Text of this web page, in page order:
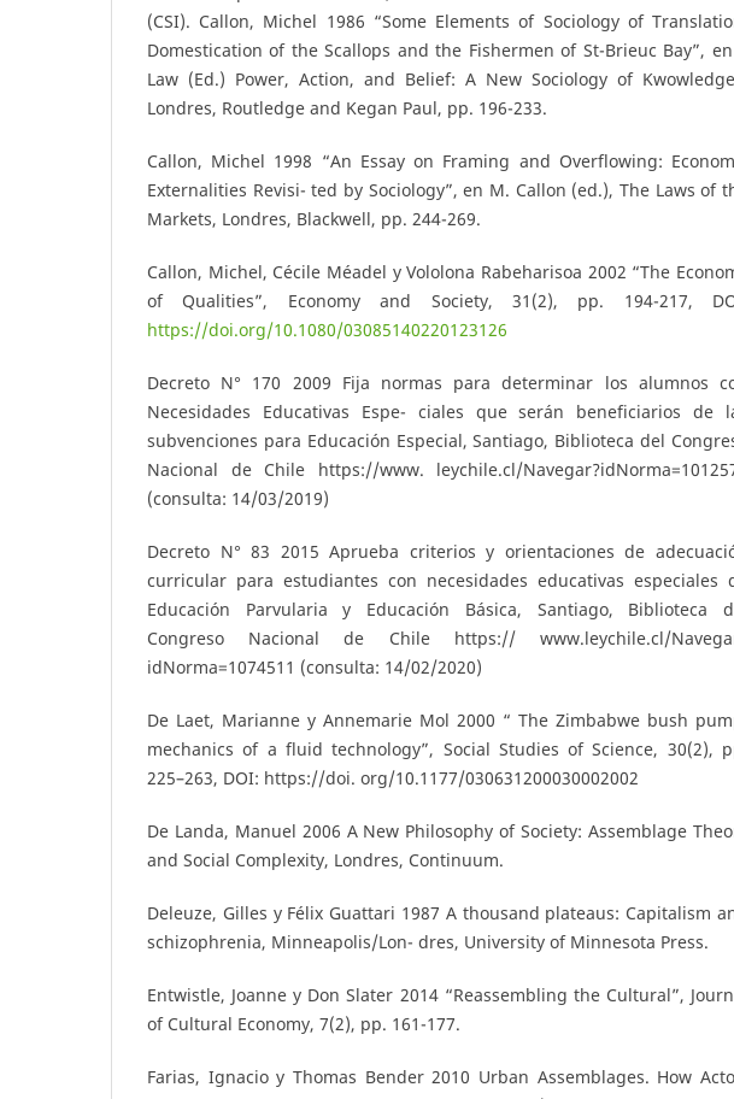
(CSI). Callon, Michel 1986 “Some Elements of Sociology of
Domestication of the Scallops and the Fishermen of St-Brieuc Bay”, en
Law (Ed.) Power, Action, and Belief: A New Sociology of
Londres, Routledge and Kegan Paul, pp. 196-233.
Callon, Michel 1998 “An Essay on Framing and Overflowing:
Externalities Revisi- ted by Sociology”, en M. Callon (ed.), The Laws of
Markets, Londres, Blackwell, pp. 244-269.
Callon, Michel, Cécile Méadel y Vololona Rabeharisoa 2002 “The
of Qualities”, Economy and Society, 31(2), pp. 194-217,
https://doi.org/10.1080/03085140220123126
Decreto N° 170 2009 Fija normas para determinar los alumnos
Necesidades Educativas Espe- ciales que serán beneficiarios de
subvenciones para Educación Especial, Santiago, Biblioteca del
Nacional de Chile https://www. leychile.cl/
(consulta: 14/03/2019)
Decreto N° 83 2015 Aprueba criterios y orientaciones de
curricular para estudiantes con necesidades educativas especiales
Educación Parvularia y Educación Básica, Santiago, Biblioteca
Congreso Nacional de Chile https:// www.leychile.cl/
idNorma=1074511 (consulta: 14/02/2020)
De Laet, Marianne y Annemarie Mol 2000 “ The Zimbabwe bush
mechanics of a fluid technology”, Social Studies of Science, 30(2),
225–263, DOI: https://doi. org/10.1177/030631200030002002
De Landa, Manuel 2006 A New Philosophy of Society: Assemblage
and Social Complexity, Londres, Continuum.
Deleuze, Gilles y Félix Guattari 1987 A thousand plateaus: Capitalism
schizophrenia, Minneapolis/Lon- dres, University of Minnesota Press.
Entwistle, Joanne y Don Slater 2014 “Reassembling the Cultural”,
of Cultural Economy, 7(2), pp. 161-177.
Farias, Ignacio y Thomas Bender 2010 Urban Assemblages. How